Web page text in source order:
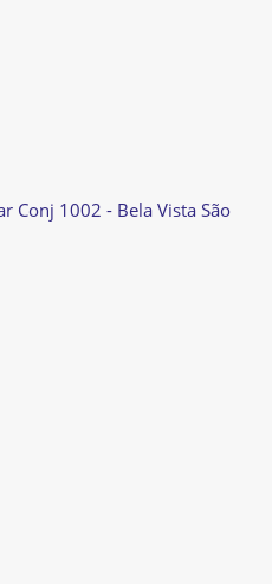
Conj 1002 - Bela Vista São